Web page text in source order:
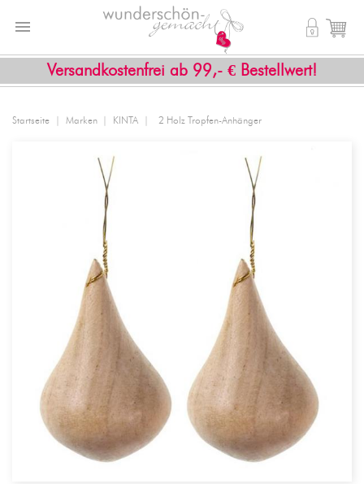
Versandkostenfrei ab 99,- € Bestellwert!
 shopping_cart

Startseite Marken KINTA 2 Holz Tropfen-Anhänger